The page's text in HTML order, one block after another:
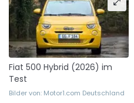
Fiat 500 Hybrid (2026) im
Test
Bilder von: Motor1.com Deutschland